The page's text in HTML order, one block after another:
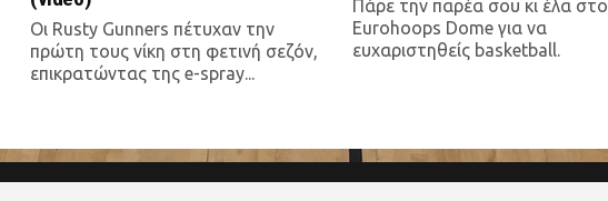
Οι Rusty Gunners πέτυχαν την
πρώτη τους νίκη στη φετινή σεζόν,
επικρατώντας της e-spray...
Πάρε την παρέα σου κι έλα στο
Eurohoops Dome για να
ευχαριστηθείς basketball.